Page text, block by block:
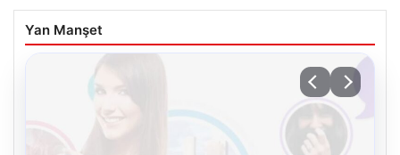
Yan Manşet